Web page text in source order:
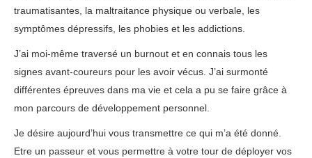
traumatisantes, la maltraitance physique ou verbale, les
symptômes dépressifs, les phobies et les addictions.
J’ai moi-même traversé un burnout et en connais tous les
signes avant-coureurs pour les avoir vécus. J’ai surmonté
différentes épreuves dans ma vie et cela a pu se faire grâce à
mon parcours de développement personnel.
Je désire aujourd’hui vous transmettre ce qui m’a été donné.
Etre un passeur et vous permettre à votre tour de déployer vos